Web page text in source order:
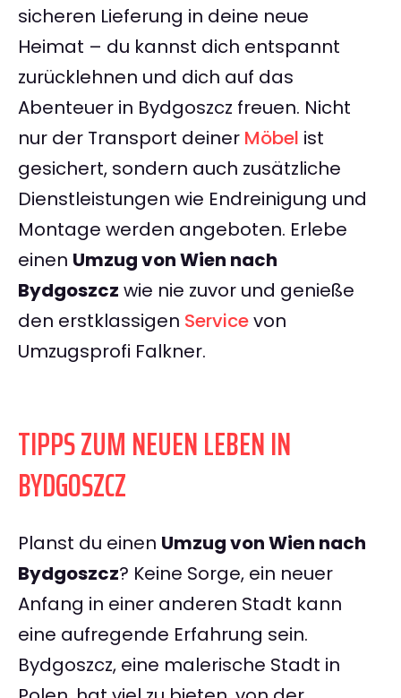
sicheren Lieferung in deine neue
Heimat – du kannst dich entspannt
zurücklehnen und dich auf das
Abenteuer in Bydgoszcz freuen. Nicht
nur der Transport deiner Möbel ist
gesichert, sondern auch zusätzliche
Dienstleistungen wie Endreinigung und
Montage werden angeboten. Erlebe
einen Umzug von Wien nach
Bydgoszcz wie nie zuvor und genieße
den erstklassigen Servicevon
Umzugsprofi Falkner.
TIPPS ZUM NEUEN LEBEN IN
BYDGOSZCZ
Planst du einen Umzug von Wien nach
Bydgoszcz? Keine Sorge, ein neuer
Anfang in einer anderen Stadt kann
eine aufregende Erfahrung sein.
Bydgoszcz, eine malerische Stadt in